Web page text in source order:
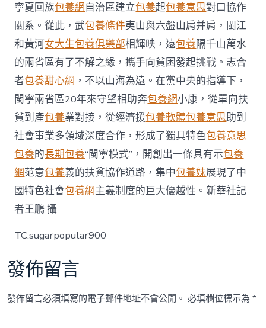
寧夏回族包養網自治區建立包養起包養意思對口協作
關系。從此，武包養條件夷山與六盤山肩并肩，閩江
和黃河女大生包養俱樂部相輝映，遠包養隔千山萬水
的兩省區有了不解之緣，攜手向貧困發起挑戰。志合
者包養甜心網 ，不以山海為遠。在黨中央的指導下，
閩寧兩省區20年來守望相助奔包養網小康，從單向扶
貧到產包養業對接，從經濟援包養軟體包養意思助到
社會事業多領域深度合作，形成了獨具特色包養意思
包養的長期包養“閩寧模式”，開創出一條具有示包養
網范意包養義的扶貧協作道路，集中包養妹展現了中
國特色社會包養網主義制度的巨大優越性。新華社記
者王鵬 攝
TC:sugarpopular900
發佈留言
發佈留言必須填寫的電子郵件地址不會公開。 必填欄位標示為*